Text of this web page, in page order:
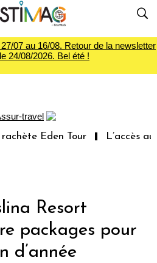
07 au 16/08. Retour de la newsletter
24/08/2026. Bel été !
Eden Tour L’accès
Resort
packages pour
d’année